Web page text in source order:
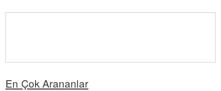
En Çok Arananlar